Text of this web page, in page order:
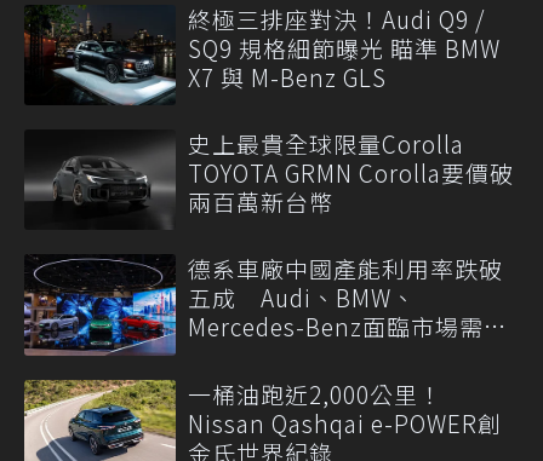
終極三排座對決！Audi Q9 /
SQ9 規格細節曝光 瞄準 BMW
X7 與 M-Benz GLS
史上最貴全球限量Corolla
TOYOTA GRMN Corolla要價破
兩百萬新台幣
德系車廠中國產能利用率跌破
五成 Audi、BMW、
Mercedes-Benz面臨市場需求
一桶油跑近2,000公里！
Nissan Qashqai e-POWER創
金氏世界紀錄